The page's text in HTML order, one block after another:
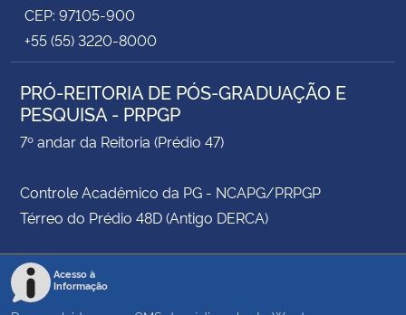
CEP: 97105-900
+55 (55) 3220-8000
PRÓ-REITORIA DE PÓS-GRADUAÇÃO E
PESQUISA - PRPGP
7º andar da Reitoria (Prédio 47)
Controle Acadêmico da PG - NCAPG/PRPGP
Térreo do Prédio 48D (Antigo DERCA)
Acesso à
Informação